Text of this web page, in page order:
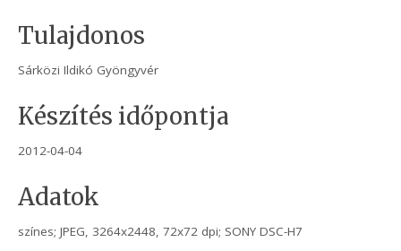
Tulajdonos
Sárközi Ildikó Gyöngyvér
Készítés időpontja
2012-04-04
Adatok
színes; JPEG, 3264x2448, 72x72 dpi; SONY DSC-H7